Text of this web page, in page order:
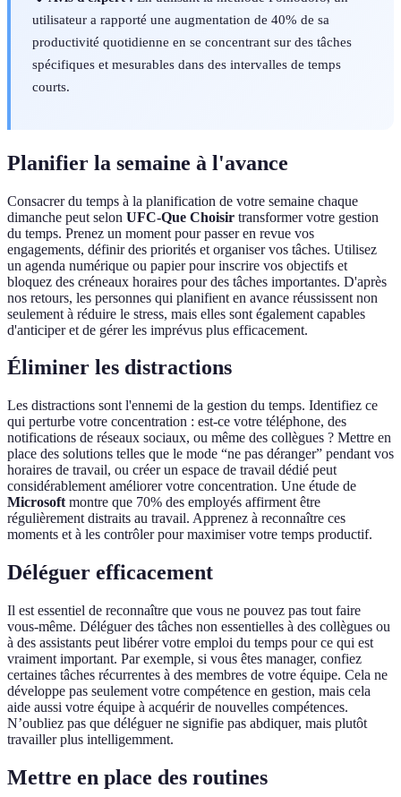
utilisateur a rapporté une augmentation de 40% de sa
productivité quotidienne en se concentrant sur des tâches
spécifiques et mesurables dans des intervalles de temps
courts.
Planifier la semaine à l'avance
Consacrer du temps à la planification de votre semaine chaque
dimanche peut selon UFC-Que Choisir transformer votre gestion
du temps. Prenez un moment pour passer en revue vos
engagements, définir des priorités et organiser vos tâches. Utilisez
un agenda numérique ou papier pour inscrire vos objectifs et
bloquez des créneaux horaires pour des tâches importantes. D'après
nos retours, les personnes qui planifient en avance réussissent non
seulement à réduire le stress, mais elles sont également capables
d'anticiper et de gérer les imprévus plus efficacement.
Éliminer les distractions
Les distractions sont l'ennemi de la gestion du temps. Identifiez ce
qui perturbe votre concentration : est-ce votre téléphone, des
notifications de réseaux sociaux, ou même des collègues ? Mettre en
place des solutions telles que le mode “ne pas déranger” pendant vos
horaires de travail, ou créer un espace de travail dédié peut
considérablement améliorer votre concentration. Une étude de
Microsoft montre que 70% des employés affirment être
régulièrement distraits au travail. Apprenez à reconnaître ces
moments et à les contrôler pour maximiser votre temps productif.
Déléguer efficacement
Il est essentiel de reconnaître que vous ne pouvez pas tout faire
vous-même. Déléguer des tâches non essentielles à des collègues ou
à des assistants peut libérer votre emploi du temps pour ce qui est
vraiment important. Par exemple, si vous êtes manager, confiez
certaines tâches récurrentes à des membres de votre équipe. Cela ne
développe pas seulement votre compétence en gestion, mais cela
aide aussi votre équipe à acquérir de nouvelles compétences.
N’oubliez pas que déléguer ne signifie pas abdiquer, mais plutôt
travailler plus intelligemment.
Mettre en place des routines